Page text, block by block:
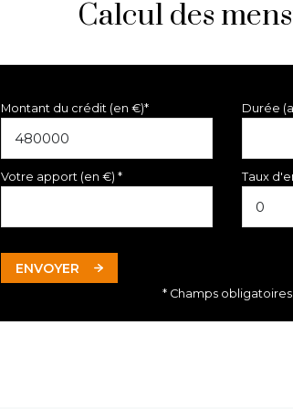
Calcul des
Montant du crédit (en €)* Durée
Votre apport (en €) * Taux
ENVOYER
* Champs obligatoires